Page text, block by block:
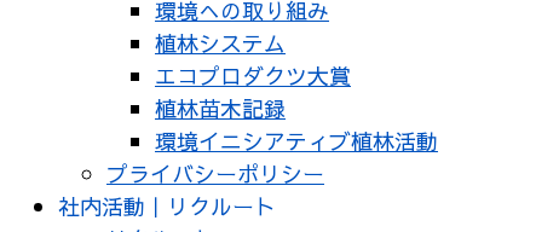
環境への取り組み
植林システム
エコプロダクツ大賞
植林苗木記録
環境イニシアティブ植林活動
プライバシーポリシー
社内活動｜リクルート